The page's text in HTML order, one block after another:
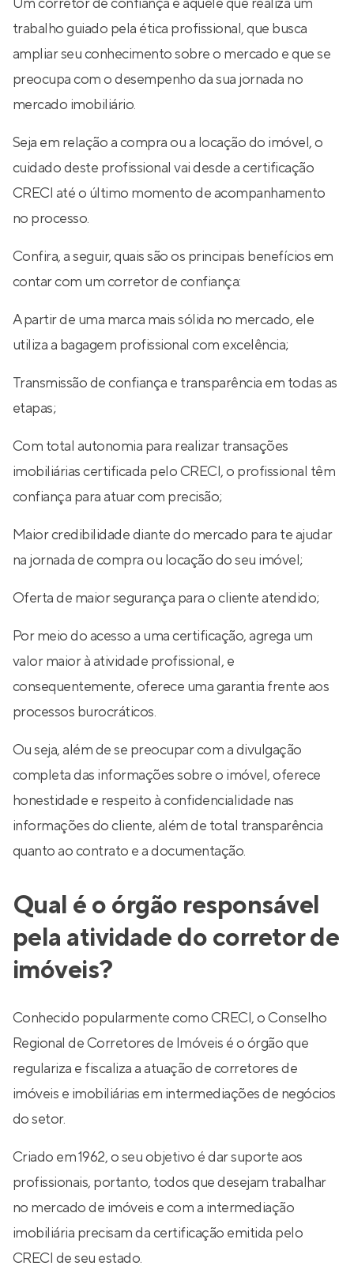
trabalho guiado pela ética profissional, que busca
ampliar seu conhecimento sobre o mercado e que se
preocupa com o desempenho da sua jornada no
mercado imobiliário.
Seja em relação a compra ou a locação do imóvel, o
cuidado deste profissional vai desde a certificação
CRECI até o último momento de acompanhamento
no processo.
Confira, a seguir, quais são os principais benefícios em
contar com um corretor de confiança:
A partir de uma marca mais sólida no mercado, ele
utiliza a bagagem profissional com excelência;
Transmissão de confiança e transparência em todas as
etapas;
Com total autonomia para realizar transações
imobiliárias certificada pelo CRECI, o profissional têm
confiança para atuar com precisão;
Maior credibilidade diante do mercado para te ajudar
na jornada de compra ou locação do seu imóvel;
Oferta de maior segurança para o cliente atendido;
Por meio do acesso a uma certificação, agrega um
valor maior à atividade profissional, e
consequentemente, oferece uma garantia frente aos
processos burocráticos.
Ou seja, além de se preocupar com a divulgação
completa das informações sobre o imóvel, oferece
honestidade e respeito à confidencialidade nas
informações do cliente, além de total transparência
quanto ao contrato e a documentação.
Qual é o órgão responsável
pela atividade do corretor de
imóveis?
Conhecido popularmente como CRECI, o Conselho
Regional de Corretores de Imóveis é o órgão que
regulariza e fiscaliza a atuação de corretores de
imóveis e imobiliárias em intermediações de negócios
do setor.
Criado em 1962, o seu objetivo é dar suporte aos
profissionais, portanto, todos que desejam trabalhar
no mercado de imóveis e com a intermediação
imobiliária precisam da certificação emitida pelo
CRECI de seu estado.